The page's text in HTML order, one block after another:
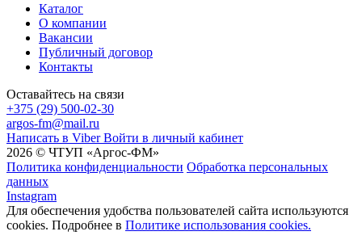
Каталог
О компании
Вакансии
Публичный договор
Контакты
Оставайтесь на связи
+375 (29) 500-02-30
argos-fm@mail.ru
Написать в Viber Войти в личный кабинет
2026 © ЧТУП «Аргос-ФМ»
Политика конфиденциальности Обработка персональных
данных
Instagram
Для обеспечения удобства пользователей сайта используются
cookies. Подробнее в Политике использования cookies.